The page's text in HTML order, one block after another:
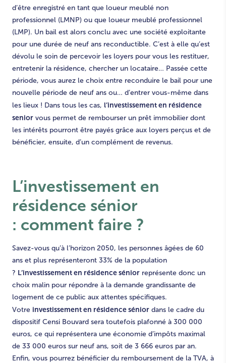
d’être enregistré en tant que loueur meublé non
professionnel (LMNP) ou que loueur meublé professionnel
(LMP). Un bail est alors conclu avec une société exploitante
pour une durée de neuf ans reconductible. C’est à elle qu’est
dévolu le soin de percevoir les loyers pour vous les restituer,
entretenir la résidence, chercher un locataire… Passée cette
période, vous aurez le choix entre reconduire le bail pour une
nouvelle période de neuf ans ou… d’entrer vous-même dans
les lieux ! Dans tous les cas, l’investissement en résidence
senior vous permet de rembourser un prêt immobilier dont
les intérêts pourront être payés grâce aux loyers perçus et de
bénéficier, ensuite, d’un complément de revenus.
L’investissement en
résidence sénior
: comment faire ?
Savez-vous qu’à l’horizon 2050, les personnes âgées de 60
ans et plus représenteront 33% de la population
? L’investissement en résidence sénior représente donc un
choix malin pour répondre à la demande grandissante de
logement de ce public aux attentes spécifiques.
Votre investissement en résidence sénior dans le cadre du
dispositif Censi Bouvard sera toutefois plafonné à 300 000
euros, ce qui représentera une économie d’impôts maximal
de 33 000 euros sur neuf ans, soit de 3 666 euros par an.
Enfin, vous pourrez bénéficier du remboursement de la TVA, à